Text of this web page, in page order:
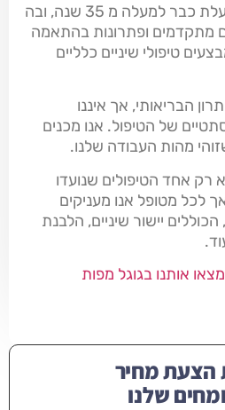
מרפאת השיניים שלנו פועלת כבר למעלה מ 35 שנה, ובה
מתקדמים ופתרונות בהתאמה
טיפולי שיניים כלליים
הבריאותי, אך איננו
של הטיפול. אנו מכנים
מהות העבודה שלנו.
רק אחד הטיפולים שנועדו
לכל מטופל אנו מעניקים
יישור שיניים, הלבנת
מצאו אותנו בגוגל מפות
הצעת מחיר
שלנו